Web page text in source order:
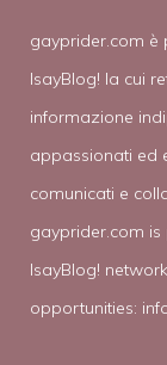
gayprider.com è
IsayBlog! la cui
informazione
appassionati ed
comunicati e
gayprider.com is
IsayBlog!
opportunities: